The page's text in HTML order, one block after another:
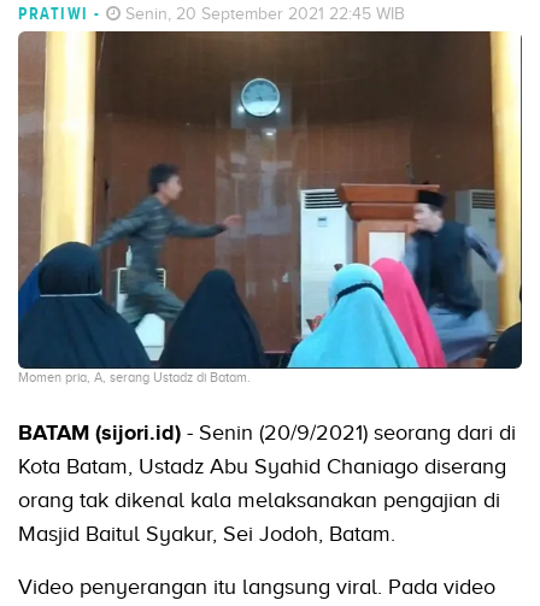
PRATIWI - Senin, 20 September 2021 22:45 WIB
Momen pria, A, serang Ustadz di Batam.
BATAM (sijori.id) - Senin (20/9/2021) seorang dari di
Kota Batam, Ustadz Abu Syahid Chaniago diserang
orang tak dikenal kala melaksanakan pengajian di
Masjid Baitul Syakur, Sei Jodoh, Batam.
Video penyerangan itu langsung viral. Pada video